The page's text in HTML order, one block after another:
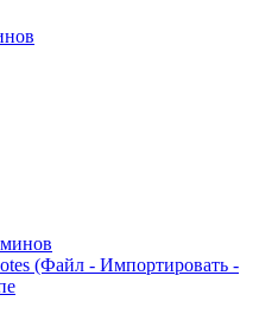
(Файл - Импортировать -